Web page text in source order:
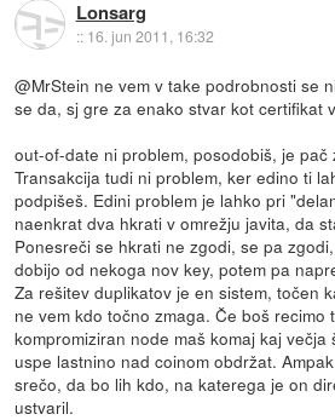
Lonsarg
:: 16. jun 2011, 16:32
@MrStein ne vem v take podrobnosti se
se da, sj gre za enako stvar kot certifikat
out-of-date ni problem, posodobiš, je pač
Transakcija tudi ni problem, ker edino ti
podpišeš. Edini problem je lahko pri
naenkrat dva hkrati v omrežju javita, da
Ponesreči se hkrati ne zgodi, se pa
dobijo od nekoga nov key, potem pa
Za rešitev duplikatov je en sistem, točen
ne vem kdo točno zmaga. Če boš recimo
kompromiziran node maš komaj kaj
uspe lastnino nad coinom obdržat.
srečo, da bo lih kdo, na katerega je on
ustvaril.